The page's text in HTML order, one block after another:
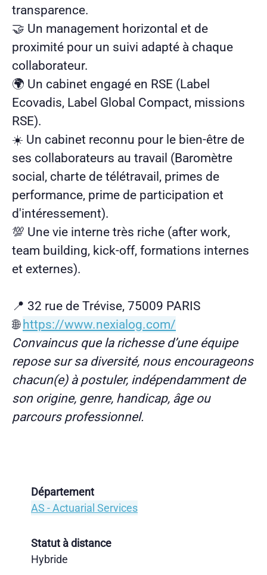
transparence.
🤝 Un management horizontal et de
proximité pour un suivi adapté à chaque
collaborateur.
🌍 Un cabinet engagé en RSE (Label
Ecovadis, Label Global Compact, missions
RSE).
☀️ Un cabinet reconnu pour le bien-être de
ses collaborateurs au travail (Baromètre
social, charte de télétravail, primes de
performance, prime de participation et
d'intéressement).
💯 Une vie interne très riche (after work,
team building, kick-off, formations internes
et externes).
📍 32 rue de Trévise, 75009 PARIS
🌐 https://www.nexialog.com/
Convaincus que la richesse d’une équipe
repose sur sa diversité, nous encourageons
chacun(e) à postuler, indépendamment de
son origine, genre, handicap, âge ou
parcours professionnel.
Département
AS - Actuarial Services
Statut à distance
Hybride